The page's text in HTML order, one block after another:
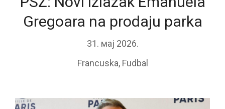
Gregoara na prodaju parka
31. мај 2026.
Francuska, Fudbal